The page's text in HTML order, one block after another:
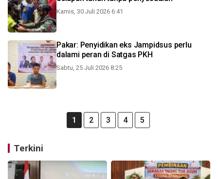
Kamis, 30 Juli 2026 6:41
Pakar: Penyidikan eks Jampidsus perlu
dalami peran di Satgas PKH
Sabtu, 25 Juli 2026 8:25
1 2 3 4 5
Terkini